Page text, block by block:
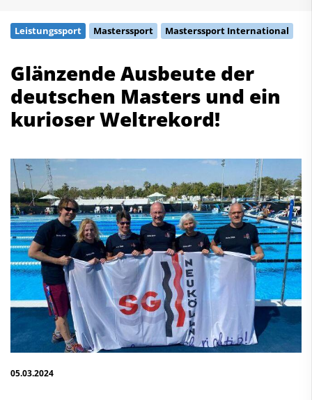
Leistungssport Masterssport Masterssport International
Glänzende Ausbeute der
deutschen Masters und ein
kurioser Weltrekord!
05.03.2024
Freiwasserschwimmen
Wasserball
Synchronschwimmen
Masterssport
Deutscher Schwimm-Verband e.V.
Korbacher Straße 93
D-34132 Kassel
Fax: +49 561 94083-15
info@dsv.de